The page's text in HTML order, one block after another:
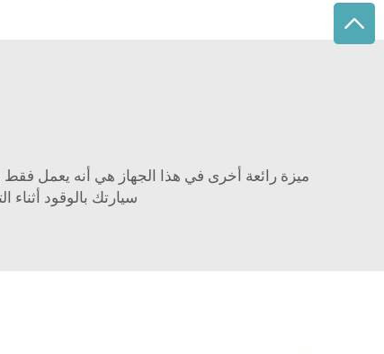
ميزة رائعة أخرى في هذا الجهاز هي أنه يعمل فقط
سيارتك بالوقود